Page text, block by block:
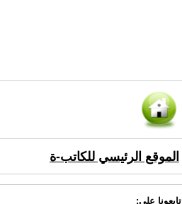
الموقع الرئيسي للكاتب-ة
تابعونا على: